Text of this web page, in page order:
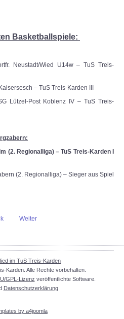
Basketballspiele:
Neustadt/Wied U14w – TuS Treis-
– TuS Treis-Karden III
Lützel-Post Koblenz IV – TuS Treis-
(2. Regionalliga) – TuS Treis-Karden I
(2. Regionalliga) – Sieger aus Spiel
Weiter
im TuS Treis-Karden
Karden. Alle Rechte vorbehalten.
GPL-Lizenz veröffentlichte Software.
Datenschutzerklärung
by a4joomla